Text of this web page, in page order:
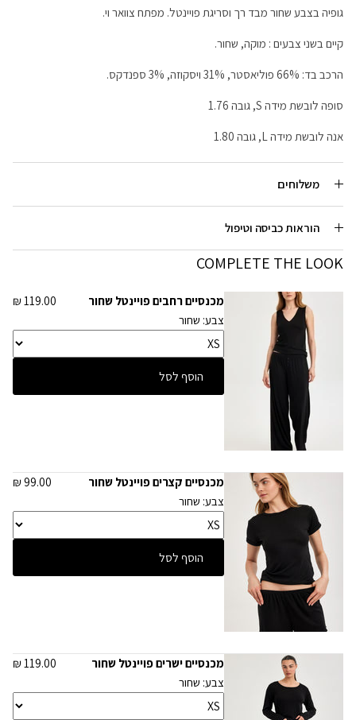
גופיה בצבע שחור מבד רך וסריגת פויינטל. מפתח צוואר וי.
קיים בשני צבעים : מוקה, שחור.
הרכב בד: 66% פוליאסטר, 31% ויסקוזה, 3% ספנדקס.
סופה לובשת מידה S, גובה 1.76
אנה לובשת מידה L, גובה 1.80
משלוחים
הוראות כביסה וטיפול
COMPLETE THE LOOK
מכנסיים רחבים פויינטל שחור
119.00 ₪
צבע: שחור
הוסף לסל
מכנסיים קצרים פויינטל שחור
99.00 ₪
צבע: שחור
הוסף לסל
מכנסיים ישרים פויינטל שחור
119.00 ₪
צבע: שחור